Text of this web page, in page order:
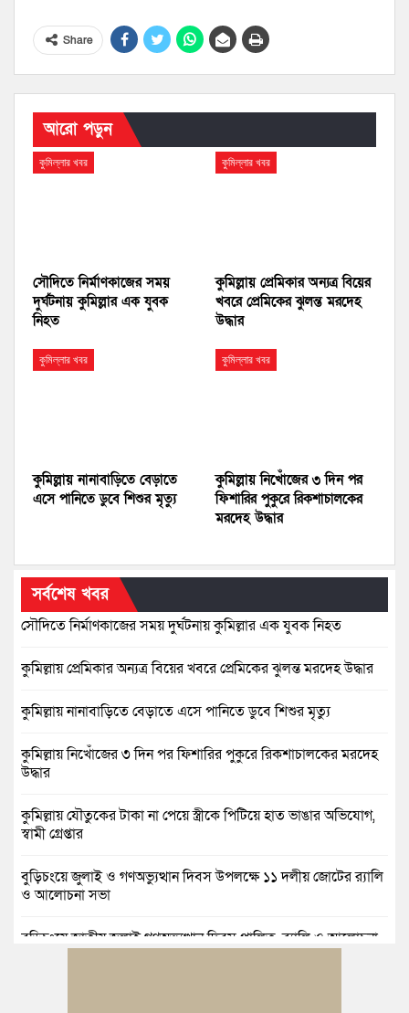
Share
আরো পড়ুন
কুমিল্লার খবর
সৌদিতে নির্মাণকাজের সময়
দুর্ঘটনায় কুমিল্লার এক যুবক
নিহত
কুমিল্লার খবর
কুমিল্লায় প্রেমিকার অন্যত্র বিয়ের
খবরে প্রেমিকের ঝুলন্ত মরদেহ
উদ্ধার
কুমিল্লার খবর
কুমিল্লায় নানাবাড়িতে বেড়াতে
এসে পানিতে ডুবে শিশুর মৃত্যু
কুমিল্লার খবর
কুমিল্লায় নিখোঁজের ৩ দিন পর
ফিশারির পুকুরে রিকশাচালকের
মরদেহ উদ্ধার
সর্বশেষ খবর
সৌদিতে নির্মাণকাজের সময় দুর্ঘটনায় কুমিল্লার এক যুবক নিহত
কুমিল্লায় প্রেমিকার অন্যত্র বিয়ের খবরে প্রেমিকের ঝুলন্ত মরদেহ উদ্ধার
কুমিল্লায় নানাবাড়িতে বেড়াতে এসে পানিতে ডুবে শিশুর মৃত্যু
কুমিল্লায় নিখোঁজের ৩ দিন পর ফিশারির পুকুরে রিকশাচালকের মরদেহ
উদ্ধার
কুমিল্লায় যৌতুকের টাকা না পেয়ে স্ত্রীকে পিটিয়ে হাত ভাঙার অভিযোগ,
স্বামী গ্রেপ্তার
বুড়িচংয়ে জুলাই ও গণঅভ্যুত্থান দিবস উপলক্ষে ১১ দলীয় জোটের র‍্যালি
ও আলোচনা সভা
বুড়িচংয়ে জাতীয় জুলাই গণঅভ্যুত্থান দিবস পালিত, র‍্যালি ও আলোচনা